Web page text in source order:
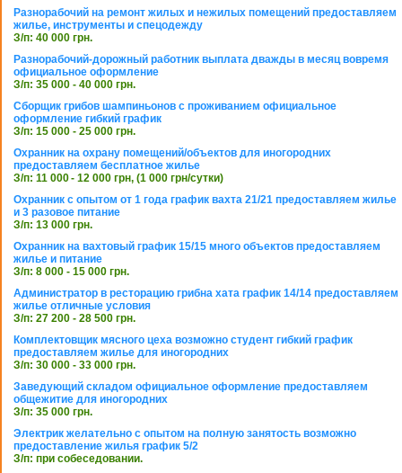
Разнорабочий на ремонт жилых и нежилых помещений предоставляем
жилье, инструменты и спецодежду
З/п: 40 000 грн.
Разнорабочий-дорожный работник выплата дважды в месяц вовремя
официальное оформление
З/п: 35 000 - 40 000 грн.
Сборщик грибов шампиньонов с проживанием официальное
оформление гибкий график
З/п: 15 000 - 25 000 грн.
Охранник на охрану помещений/объектов для иногородних
предоставляем бесплатное жилье
З/п: 11 000 - 12 000 грн, (1 000 грн/сутки)
Охранник с опытом от 1 года график вахта 21/21 предоставляем жилье
и 3 разовое питание
З/п: 13 000 грн.
Охранник на вахтовый график 15/15 много объектов предоставляем
жилье и питание
З/п: 8 000 - 15 000 грн.
Администратор в ресторацию грибна хата график 14/14 предоставляем
жилье отличные условия
З/п: 27 200 - 28 500 грн.
Комплектовщик мясного цеха возможно студент гибкий график
предоставляем жилье для иногородних
З/п: 30 000 - 33 000 грн.
Заведующий складом официальное оформление предоставляем
общежитие для иногородних
З/п: 35 000 грн.
Электрик желательно с опытом на полную занятость возможно
предоставление жилья график 5/2
З/п: при собеседовании.